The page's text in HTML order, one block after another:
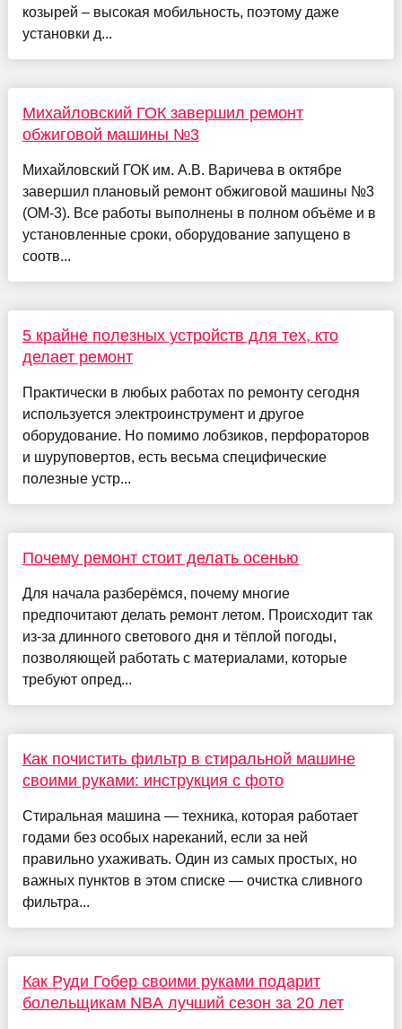
козырей – высокая мобильность, поэтому даже
установки д...
Михайловский ГОК завершил ремонт
обжиговой машины №3
Михайловский ГОК им. А.В. Варичева в октябре
завершил плановый ремонт обжиговой машины №3
(ОМ-3). Все работы выполнены в полном объёме и в
установленные сроки, оборудование запущено в
соотв...
5 крайне полезных устройств для тех, кто
делает ремонт
Практически в любых работах по ремонту сегодня
используется электроинструмент и другое
оборудование. Но помимо лобзиков, перфораторов
и шуруповертов, есть весьма специфические
полезные устр...
Почему ремонт стоит делать осенью
Для начала разберёмся, почему многие
предпочитают делать ремонт летом. Происходит так
из-за длинного светового дня и тёплой погоды,
позволяющей работать с материалами, которые
требуют опред...
Как почистить фильтр в стиральной машине
своими руками: инструкция с фото
Стиральная машина — техника, которая работает
годами без особых нареканий, если за ней
правильно ухаживать. Один из самых простых, но
важных пунктов в этом списке — очистка сливного
фильтра...
Как Руди Гобер своими руками подарит
болельщикам NBA лучший сезон за 20 лет